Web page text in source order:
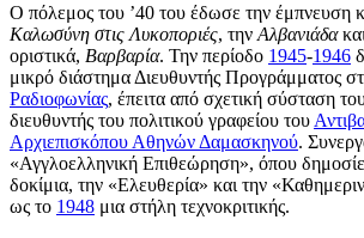
Ο πόλεμος του ’40 του έδωσε την έμπνευση
Καλωσύνη στις Λυκοποριές, την Αλβανιάδα
οριστικά, Βαρβαρία. Την περίοδο 1945-1946
μικρό διάστημα Διευθυντής Προγράμματος
Ραδιοφωνίας, έπειτα από σχετική σύσταση
διευθυντής του πολιτικού γραφείου του
Αρχιεπισκόπου Αθηνών Δαμασκηνού.
«Αγγλοελληνική Επιθεώρηση», όπου
δοκίμια, την «Ελευθερία» και την
ως το 1948 μια στήλη τεχνοκριτικής.